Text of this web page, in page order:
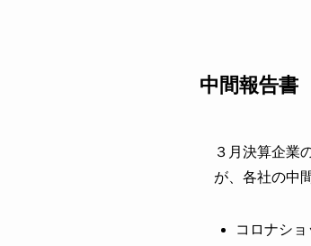
中間報告書
３月決算企業
が、各社の中
コロナシ